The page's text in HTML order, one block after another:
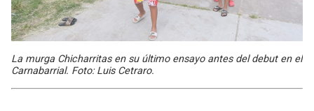
La murga Chicharritas en su último ensayo antes del debut en el
Carnabarrial. Foto: Luis Cetraro.